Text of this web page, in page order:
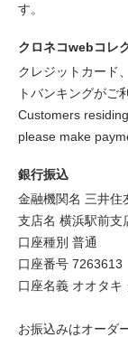
す。
クロネコwebコレ
クレジットカード
トバンキングがご
Customers
please make
銀行振込
金融機関名 三井住
支店名 横浜駅前支
口座種別 普通
口座番号 7263613
口座名義 オオタキ
お振込みはオーダ